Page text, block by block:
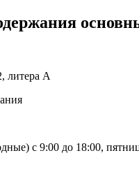
литера А
с 9:00 до 18:00,